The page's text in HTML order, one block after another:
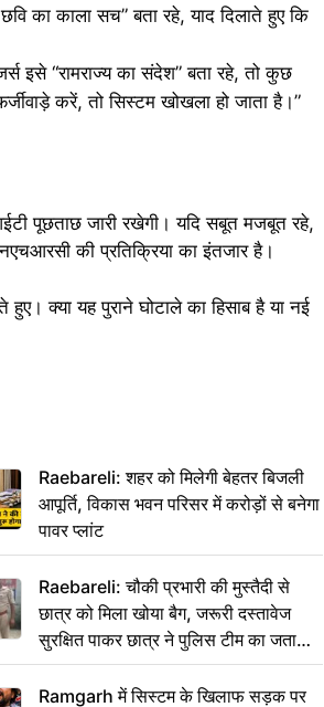
का काला सच” बता रहे, याद दिलाते हुए कि
“रामराज्य का संदेश” बता रहे, तो कुछ
करें, तो सिस्टम खोखला हो जाता है।”
पूछताछ जारी रखेगी। यदि सबूत मजबूत रहे,
की प्रतिक्रिया का इंतजार है।
क्या यह पुराने घोटाले का हिसाब है या नई
Raebareli: शहर को मिलेगी बेहतर बिजली
आपूर्ति, विकास भवन परिसर में करोड़ों से बनेगा
पावर प्लांट
Raebareli: चौकी प्रभारी की मुस्तैदी से
छात्र को मिला खोया बैग, जरूरी दस्तावेज
सुरक्षित पाकर छात्र ने पुलिस टीम का जताया
आभार
Ramgarh में सिस्टम के खिलाफ सड़क पर